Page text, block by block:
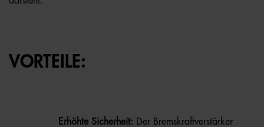
VORTEILE:
Erhöhte Sicherheit: Der Bremskraftverstärker